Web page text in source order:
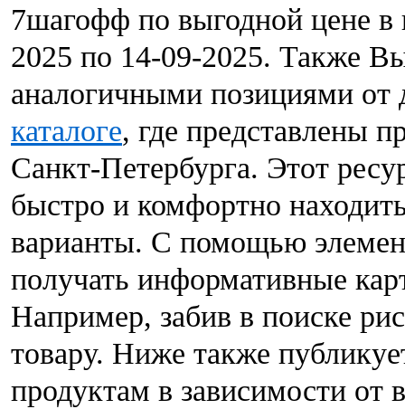
7шагофф по выгодной цене в
2025 по 14-09-2025. Также
аналогичными позициями от
каталоге, где представлены
Санкт-Петербурга. Этот
быстро и комфортно
варианты. С помощью
получать информативные
Например, забив в поиске
товару. Ниже также
продуктам в зависимости